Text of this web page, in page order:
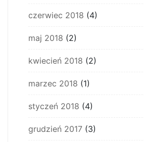
czerwiec 2018 (4)
maj 2018 (2)
kwiecień 2018 (2)
marzec 2018 (1)
styczeń 2018 (4)
grudzień 2017 (3)